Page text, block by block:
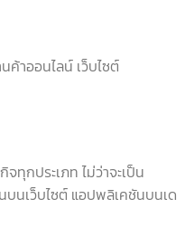
ค้าออนไลน์ เว็บไซต์
ทุกประเภท ไม่ว่าจะเป็น
นเว็บไซต์ แอปพลิเคชันบนเด